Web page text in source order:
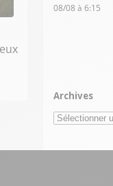
08/08 à 6:15
Archives
Archives